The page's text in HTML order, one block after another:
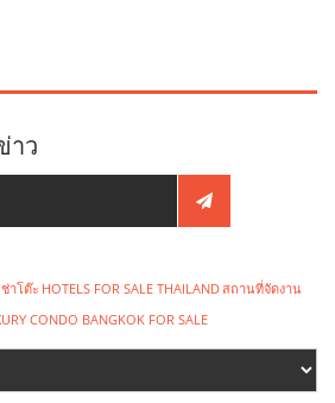
าว
ช่าโต๊ะ HOTELS FOR SALE THAILANDสถานที่จัดงาน
CONDO BANGKOK FOR SALE